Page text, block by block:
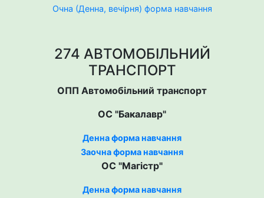
Очна (Денна, вечірня) форма навчання
274 АВТОМОБІЛЬНИЙ
ТРАНСПОРТ
ОПП Автомобільний транспорт
ОС "Бакалавр"
Денна форма навчання
Заочна форма навчання
ОС "Магістр"
Денна форма навчання